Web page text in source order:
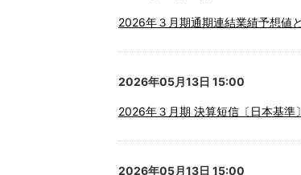
2026年３月期通期連結業績予想値
2026年05月13日 15:00
2026年３月期 決算短信〔日本基準
2026年05月13日 15:00